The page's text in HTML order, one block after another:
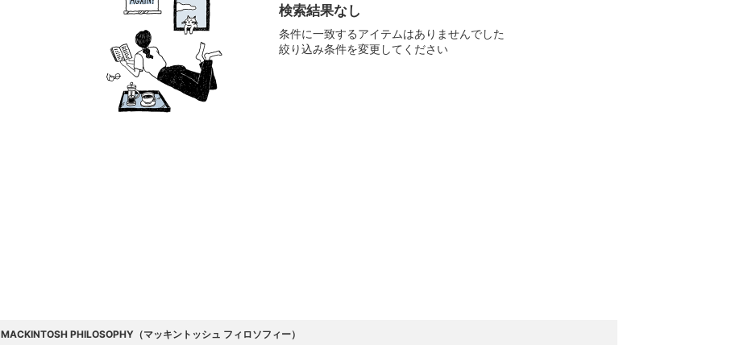
検索結果なし
条件に一致するアイテムはありませんでした
絞り込み条件を変更してください
MACKINTOSH PHILOSOPHY（マッキントッシュ フィロソフィー）